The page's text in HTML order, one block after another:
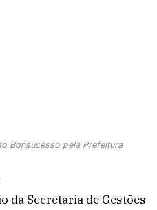
Bonsucesso pela Prefeitura
Secretaria de Gestões